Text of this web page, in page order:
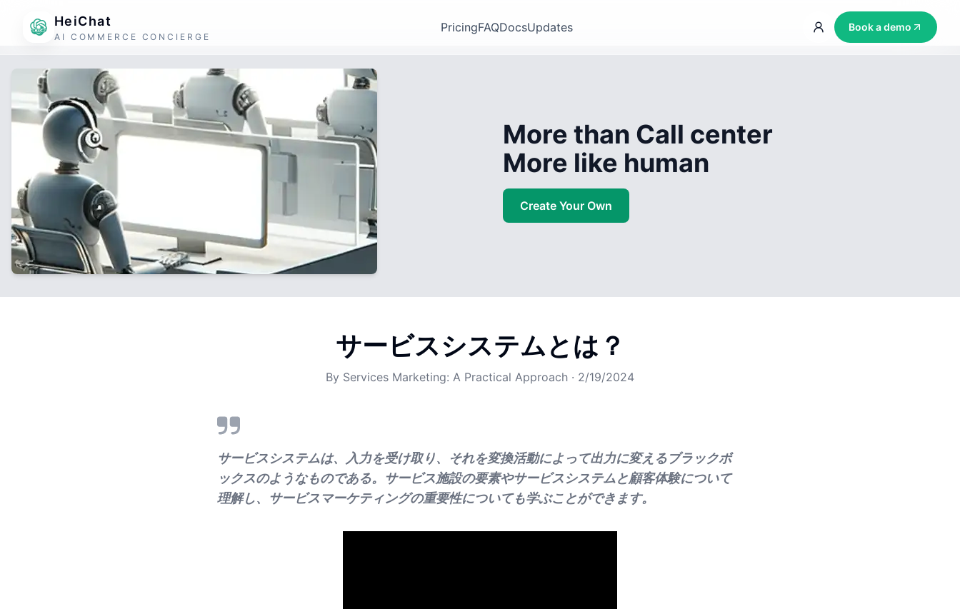
HeiChat
AI COMMERCE CONCIERGE
PricingFAQDocsUpdates Book a demo
More than Call center
More like human
Create Your Own
サービスシステムとは？
By Services Marketing: A Practical Approach · 2/19/2024
サービスシステムは、入力を受け取り、それを変換活動によって出力に変えるブラックボ
ックスのようなものである。サービス施設の要素やサービスシステムと顧客体験について
理解し、サービスマーケティングの重要性についても学ぶことができます。